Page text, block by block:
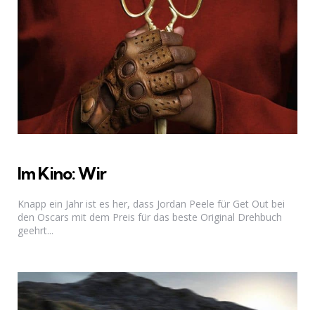
Im Kino: Wir
Knapp ein Jahr ist es her, dass Jordan Peele für Get Out bei
den Oscars mit dem Preis für das beste Original Drehbuch
geehrt...